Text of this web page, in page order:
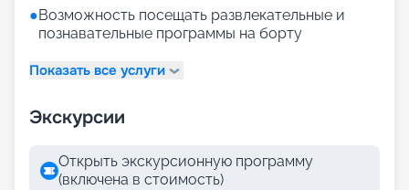
●Возможность посещать развлекательные и
познавательные программы на борту
Показать все услуги
Экскурсии
Открыть экскурсионную программу
(включена в стоимость)